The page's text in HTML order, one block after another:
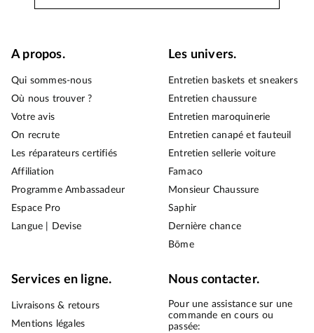
A propos.
Qui sommes-nous
Où nous trouver ?
Votre avis
On recrute
Les réparateurs certifiés
Affiliation
Programme Ambassadeur
Espace Pro
Langue | Devise
Les univers.
Entretien baskets et sneakers
Entretien chaussure
Entretien maroquinerie
Entretien canapé et fauteuil
Entretien sellerie voiture
Famaco
Monsieur Chaussure
Saphir
Dernière chance
Bōme
Services en ligne.
Livraisons & retours
Mentions légales
Nous contacter.
Pour une assistance sur une
commande en cours ou
passée: